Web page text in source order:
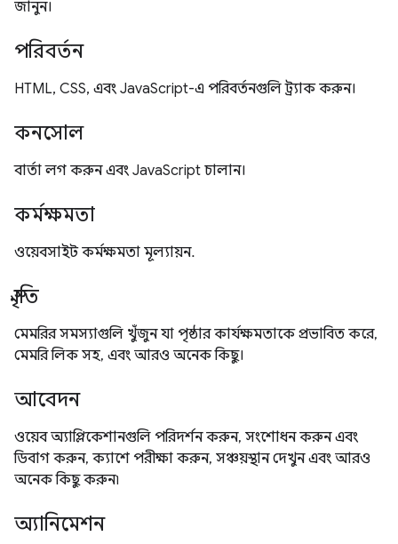
জানুন।
পরিবর্তন
HTML, CSS, এবং JavaScript-এ পরিবর্তনগুলি ট্র্যাক করুন।
কনসোল
বার্তা লগ করুন এবং JavaScript চালান।
কর্মক্ষমতা
ওয়েবসাইট কর্মক্ষমতা মূল্যায়ন.
স্মৃতি
মেমরির সমস্যাগুলি খুঁজুন যা পৃষ্ঠার কার্যক্ষমতাকে প্রভাবিত করে,
মেমরি লিক সহ, এবং আরও অনেক কিছু।
আবেদন
ওয়েব অ্যাপ্লিকেশানগুলি পরিদর্শন করুন, সংশোধন করুন এবং
ডিবাগ করুন, ক্যাশে পরীক্ষা করুন, সঞ্চয়স্থান দেখুন এবং আরও
অনেক কিছু করুন৷
অ্যানিমেশন